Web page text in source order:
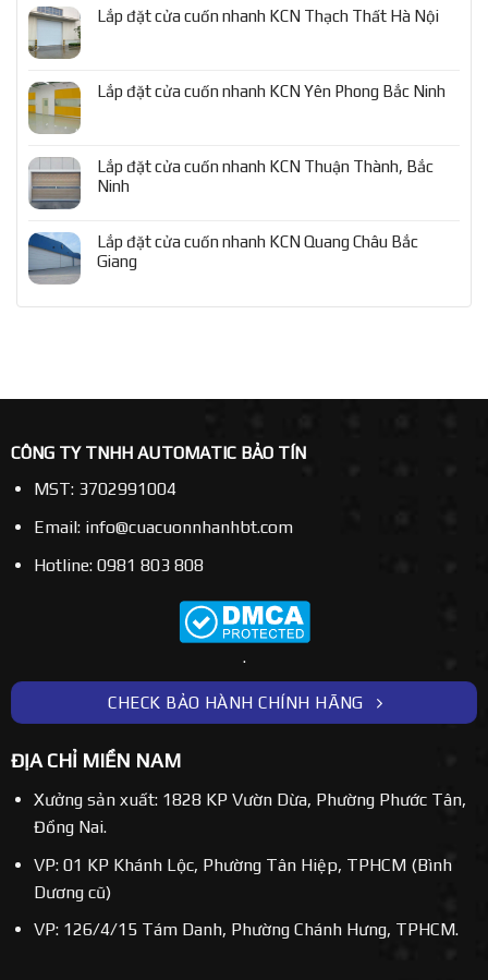
Lắp đặt cửa cuốn nhanh KCN Thạch Thất Hà Nội
Lắp đặt cửa cuốn nhanh KCN Yên Phong Bắc Ninh
Lắp đặt cửa cuốn nhanh KCN Thuận Thành, Bắc
Ninh
Lắp đặt cửa cuốn nhanh KCN Quang Châu Bắc
Giang
CÔNG TY TNHH AUTOMATIC BẢO TÍN
MST: 3702991004
Email: info@cuacuonnhanhbt.com
Hotline: 0981 803 808
.
CHECK BẢO HÀNH CHÍNH HÃNG
ĐỊA CHỈ MIỀN NAM
Xưởng sản xuất: 1828 KP Vườn Dừa, Phường Phước Tân,
Đồng Nai.
VP: 01 KP Khánh Lộc, Phường Tân Hiệp, TPHCM (Bình
Dương cũ)
VP: 126/4/15 Tám Danh, Phường Chánh Hưng, TPHCM.